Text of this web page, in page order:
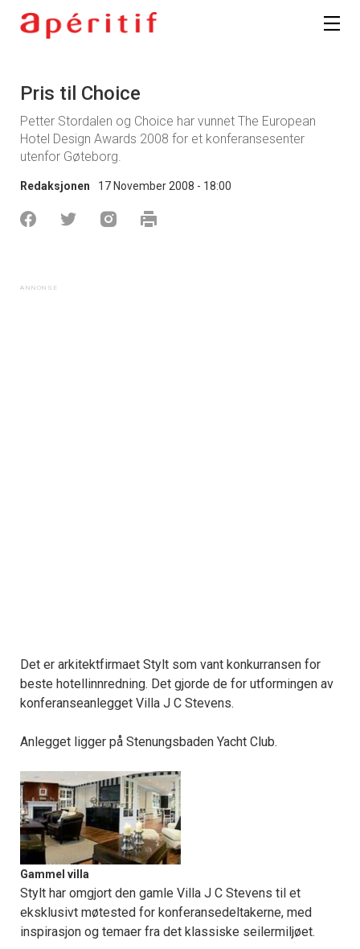
Pris til Choice
Petter Stordalen og Choice har vunnet The European
Hotel Design Awards 2008 for et konferansesenter
utenfor Gøteborg.
Redaksjonen 17 November 2008 - 18:00
Det er arkitektfirmaet Stylt som vant konkurransen for
beste hotellinnredning. Det gjorde de for utformingen av
konferanseanlegget Villa J C Stevens.
Anlegget ligger på Stenungsbaden Yacht Club.
Gammel villa
Stylt har omgjort den gamle Villa J C Stevens til et
eksklusivt møtested for konferansedeltakerne, med
inspirasjon og temaer fra det klassiske seilermiljøet.